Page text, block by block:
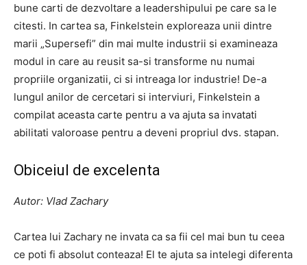
bune carti de dezvoltare a leadershipului pe care sa le
citesti. In cartea sa, Finkelstein exploreaza unii dintre
marii „Supersefi” din mai multe industrii si examineaza
modul in care au reusit sa-si transforme nu numai
propriile organizatii, ci si intreaga lor industrie! De-a
lungul anilor de cercetari si interviuri, Finkelstein a
compilat aceasta carte pentru a va ajuta sa invatati
abilitati valoroase pentru a deveni propriul dvs. stapan.
Obiceiul de excelenta
Autor: Vlad Zachary
Cartea lui Zachary ne invata ca sa fii cel mai bun tu ceea
ce poti fi absolut conteaza! El te ajuta sa intelegi diferenta